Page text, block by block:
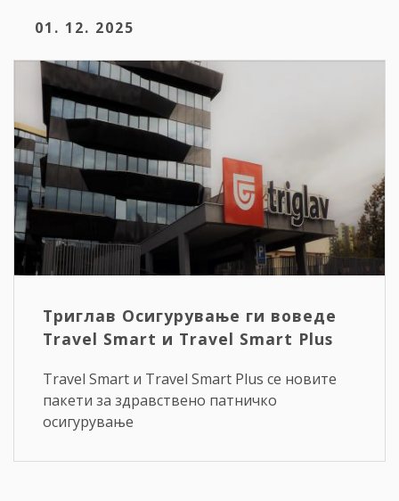
01. 12. 2025
Триглав Осигурување ги воведе
Travel Smart и Travel Smart Plus
Travel Smart и Travel Smart Plus се новите
пакети за здравствено патничко
осигурување